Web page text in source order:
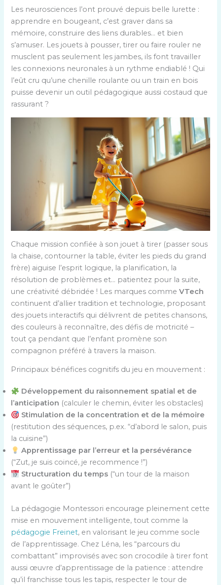
Les neurosciences l’ont prouvé depuis belle lurette :
apprendre en bougeant, c’est graver dans sa
mémoire, construire des liens durables… et bien
s’amuser. Les jouets à pousser, tirer ou faire rouler ne
musclent pas seulement les jambes, ils font travailler
les connexions neuronales à un rythme endiablé ! Qui
l’eût cru qu’une chenille roulante ou un train en bois
puisse devenir un outil pédagogique aussi costaud que
rassurant ?
Chaque mission confiée à son jouet à tirer (passer sous
la chaise, contourner la table, éviter les pieds du grand
frère) aiguise l’esprit logique, la planification, la
résolution de problèmes et… patientez pour la suite,
une créativité débridée ! Les marques commeVTech
continuent d’allier tradition et technologie, proposant
des jouets interactifs qui délivrent de petites chansons,
des couleurs à reconnaître, des défis de motricité –
tout ça pendant que l’enfant promène son
compagnon préféré à travers la maison.
Principaux bénéfices cognitifs du jeu en mouvement :
Développement du raisonnement spatial et de
l’anticipation (calculer le chemin, éviter les obstacles)
Stimulation de la concentration et de la mémoire
(restitution des séquences, p.ex. “d’abord le salon, puis
la cuisine”)
Apprentissage par l’erreur et la persévérance
(“Zut, je suis coincé, je recommence !”)
Structuration du temps (“un tour de la maison
avant le goûter”)
La pédagogie Montessori encourage pleinement cette
mise en mouvement intelligente, tout comme la
pédagogie Freinet, en valorisant le jeu comme socle
de l’apprentissage. Chez Léna, les “parcours du
combattant” improvisés avec son crocodile à tirer font
aussi œuvre d’apprentissage de la patience : attendre
qu’il franchisse tous les tapis, respecter le tour de